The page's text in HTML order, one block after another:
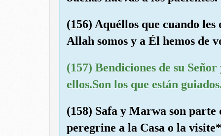
(156) Aquéllos que cuando
Allah somos y a Él hemos de
(157) Bendiciones de su
ellos.Son los que están
(158) Safa y Marwa son
peregrine a la Casa o la